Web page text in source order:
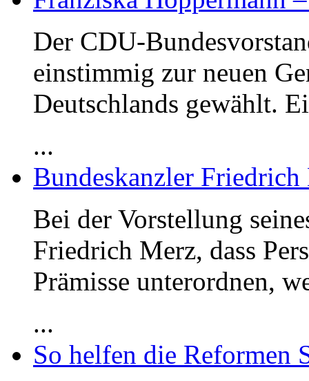
Der CDU-
einstimmig zur neuen
Deutschlands gewählt.
...
Bundeskanzler
Bei der Vorstellung
Friedrich Merz, dass
Prämisse unterordnen,
...
So helfen die Reformen